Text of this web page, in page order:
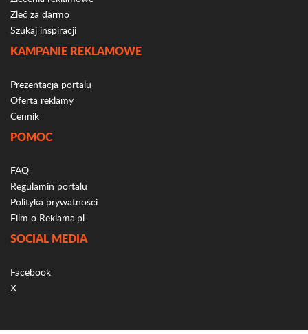
Zleć za darmo
Szukaj inspiracji
KAMPANIE REKLAMOWE
Prezentacja portalu
Oferta reklamy
Cennik
POMOC
FAQ
Regulamin portalu
Polityka prywatności
Film o Reklama.pl
SOCIAL MEDIA
Facebook
X